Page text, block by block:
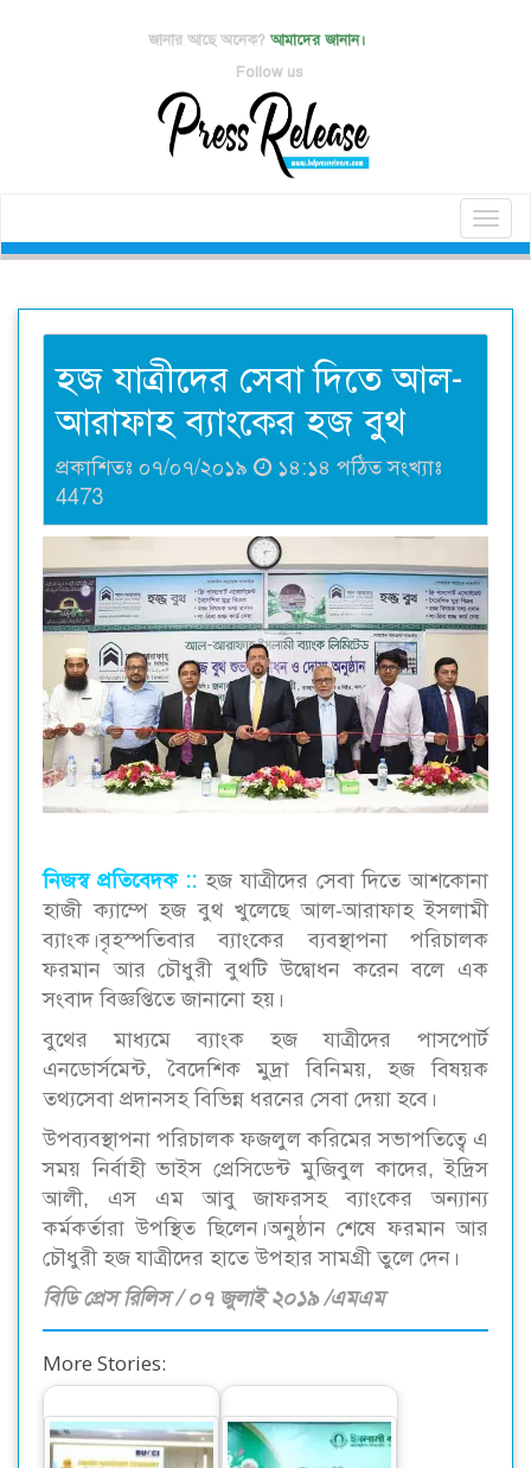
জানার আছে অনেক? আমাদের জানান।
Follow us
হজ যাত্রীদের সেবা দিতে আল-
আরাফাহ ব্যাংকের হজ বুথ
প্রকাশিতঃ ০৭/০৭/২০১৯
১৪:১৪ পঠিত সংখ্যাঃ
4473
নিজস্ব প্রতিবেদক :: হজ যাত্রীদের সেবা দিতে আশকোনা
হাজী ক্যাম্পে হজ বুথ খুলেছে আল-আরাফাহ ইসলামী
ব্যাংক।বৃহস্পতিবার ব্যাংকের ব্যবস্থাপনা পরিচালক
ফরমান আর চৌধুরী বুথটি উদ্বোধন করেন বলে এক
সংবাদ বিজ্ঞপ্তিতে জানানো হয়।
বুথের মাধ্যমে ব্যাংক হজ যাত্রীদের পাসপোর্ট
এনডোর্সমেন্ট, বৈদেশিক মুদ্রা বিনিময়, হজ বিষয়ক
তথ্যসেবা প্রদানসহ বিভিন্ন ধরনের সেবা দেয়া হবে।
উপব্যবস্থাপনা পরিচালক ফজলুল করিমের সভাপতিত্বে এ
সময় নির্বাহী ভাইস প্রেসিডেন্ট মুজিবুল কাদের, ইদ্রিস
আলী, এস এম আবু জাফরসহ ব্যাংকের অন্যান্য
কর্মকর্তারা উপস্থিত ছিলেন।অনুষ্ঠান শেষে ফরমান আর
চৌধুরী হজ যাত্রীদের হাতে উপহার সামগ্রী তুলে দেন।
বিডি প্রেস রিলিস / ০৭ জুলাই ২০১৯ /এমএম
More Stories: